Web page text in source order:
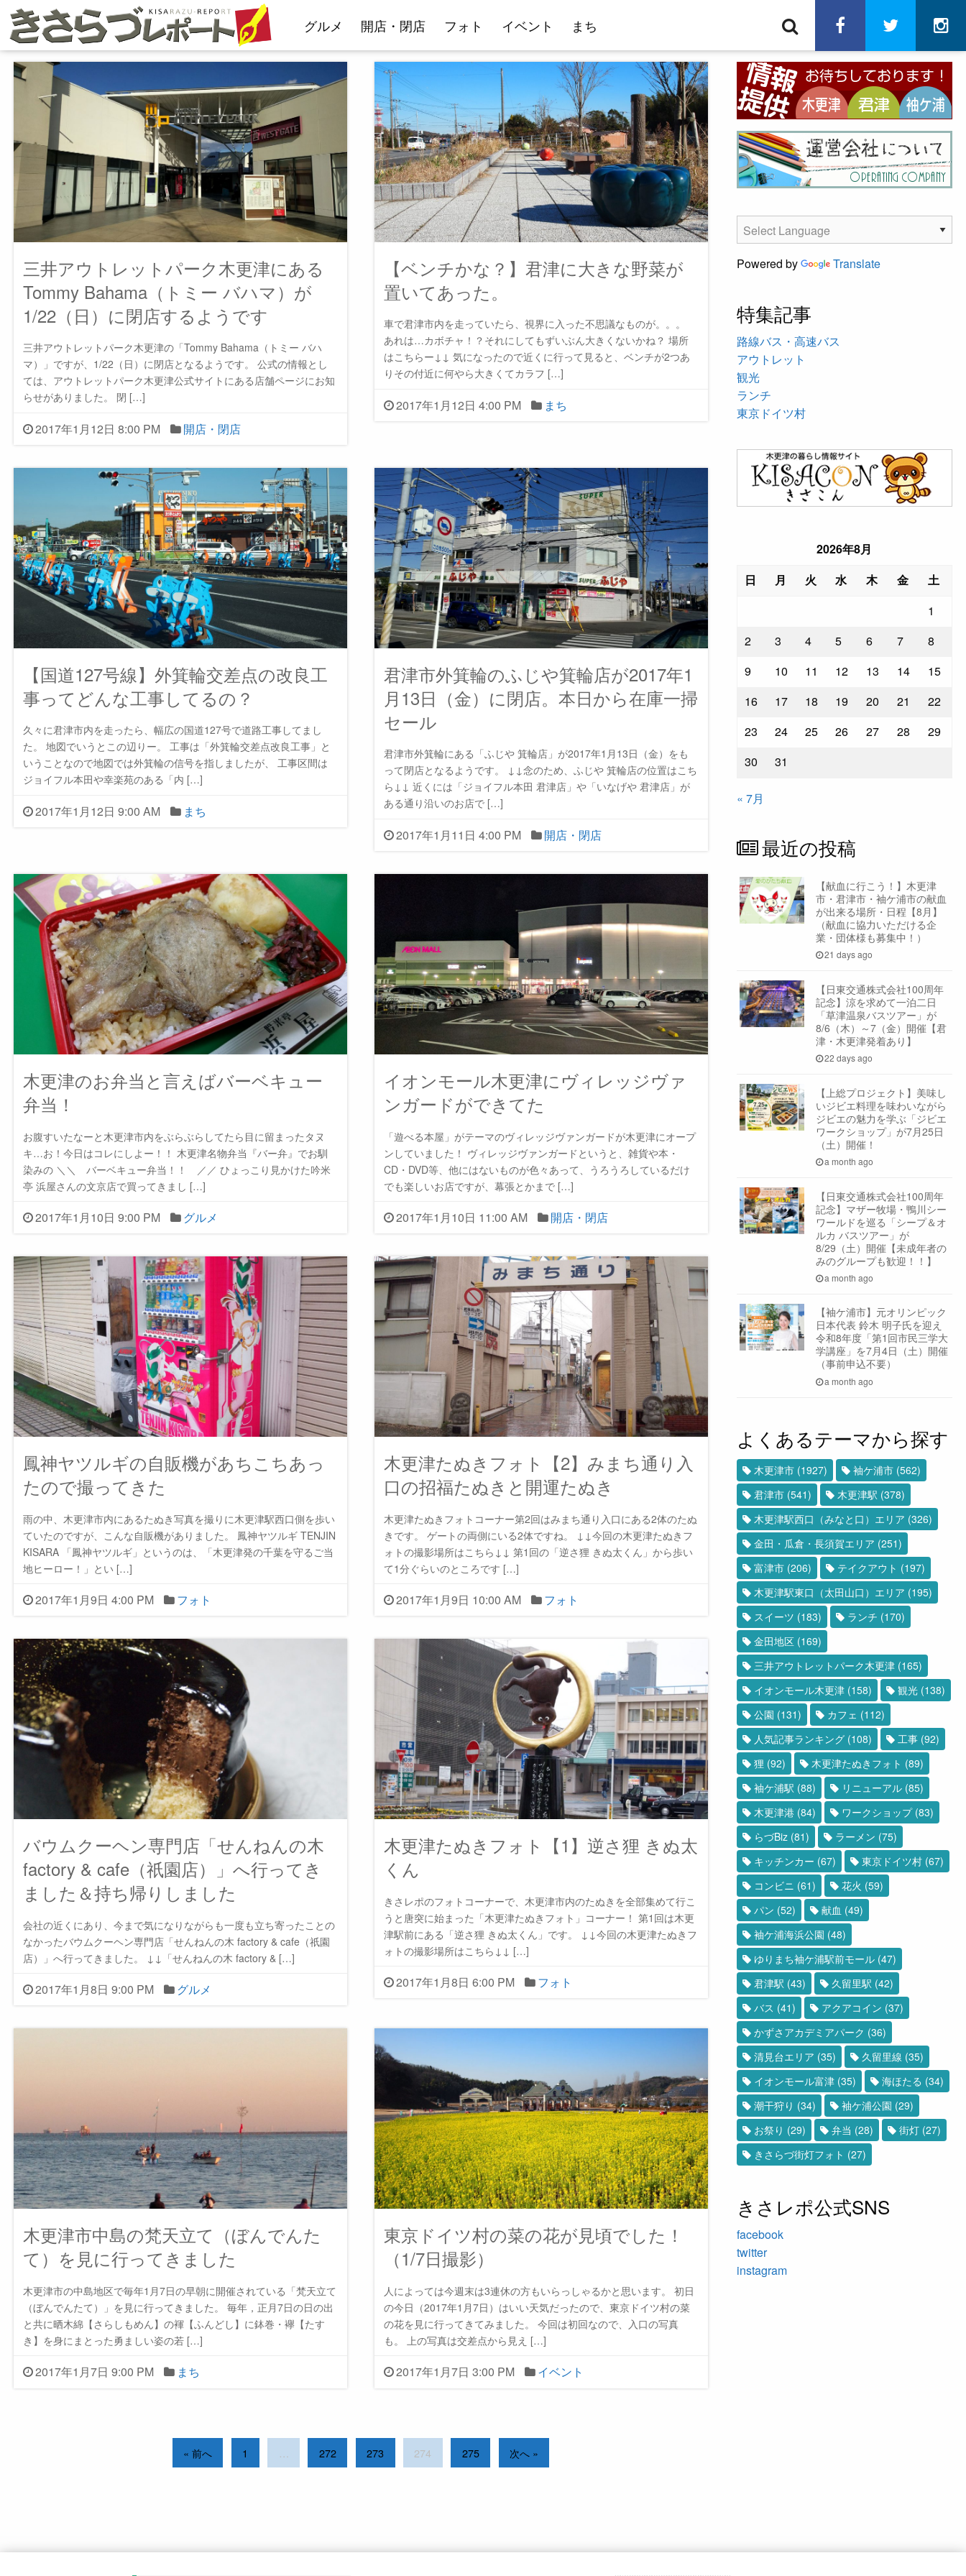
テ
グルメ 開店・閉店 フォト イベント まち facebooktwitter
三井アウトレットパーク木更津にある
Tommy Bahama（トミー バハマ）が
1/22（日）に閉店するようです
三井アウトレットパーク木更津の「Tommy Bahama（トミー バハ
マ）」ですが、1/22（日）に閉店となるようです。 公式の情報とし
ては、アウトレットパーク木更津公式サイトにある店舗ページにお知
らせがありました。 閉 […]
2017年1月12日 8:00 PM 開店・閉店
【ベンチかな？】君津に大きな野菜が
置いてあった。
車で君津市内を走っていたら、視界に入った不思議なものが。。。
あれは…カボチャ！？それにしてもずいぶん大きくないかね？ 場所
はこちらー↓↓ 気になったので近くに行って見ると、ベンチが2つあ
りその付近に何やら大きくてカラフ […]
2017年1月12日 4:00 PM まち
【国道127号線】外箕輪交差点の改良工
事ってどんな工事してるの？
久々に君津市内を走ったら、幅広の国道127号で道路工事してまし
た。 地図でいうとこの辺りー。 工事は「外箕輪交差点改良工事」と
いうことなので地図では外箕輪の信号を指しましたが、 工事区間は
ジョイフル本田や幸楽苑のある「内 […]
2017年1月12日 9:00 AM まち
君津市外箕輪のふじや箕輪店が2017年1
月13日（金）に閉店。本日から在庫一掃
セール
君津市外箕輪にある「ふじや 箕輪店」が2017年1月13日（金）をも
って閉店となるようです。 ↓↓念のため、ふじや 箕輪店の位置はこち
ら↓↓ 近くには「ジョイフル本田 君津店」や「いなげや 君津店」が
ある通り沿いのお店で […]
2017年1月11日 4:00 PM 開店・閉店
木更津のお弁当と言えばバーベキュー
弁当！
お腹すいたなーと木更津市内をぶらぶらしてたら目に留まったタヌ
キ…お！今日はコレにしよー！！ 木更津名物弁当『バー弁』でお馴
染みの ＼＼ バーベキュー弁当！！ ／／ ひょっこり見かけた吟米
亭 浜屋さんの文京店で買ってきまし […]
2017年1月10日 9:00 PM グルメ
イオンモール木更津にヴィレッジヴァ
ンガードができてた
「遊べる本屋」がテーマのヴィレッジヴァンガードが木更津にオープ
ンしていました！ ヴィレッジヴァンガードというと、雑貨や本・
CD・DVD等、他にはないものが色々あって、うろうろしているだけ
でも楽しいお店ですが、幕張とかまで […]
2017年1月10日 11:00 AM 開店・閉店
鳳神ヤツルギの自販機があちこちあっ
たので撮ってきた
雨の中、木更津市内にあるたぬき写真を撮りに木更津駅西口側を歩い
ていたのですが、こんな自販機がありました。 鳳神ヤツルギ TENJIN
KISARA 「鳳神ヤツルギ」というのは、「木更津発の千葉を守るご当
地ヒーロー！」とい […]
2017年1月9日 4:00 PM フォト
木更津たぬきフォト【2】みまち通り入
口の招福たぬきと開運たぬき
木更津たぬきフォトコーナー第2回はみまち通り入口にある2体のたぬ
きです。 ゲートの両側にいる2体ですね。 ↓↓今回の木更津たぬきフ
ォトの撮影場所はこちら↓↓ 第1回の「逆さ狸 きぬ太くん」から歩い
て1分ぐらいのところです […]
2017年1月9日 10:00 AM フォト
バウムクーヘン専門店「せんねんの木
factory & cafe（祇園店）」へ行ってき
ました＆持ち帰りしました
会社の近くにあり、今まで気になりながらも一度も立ち寄ったことの
なかったバウムクーヘン専門店「せんねんの木 factory & cafe（祇園
店）」へ行ってきました。 ↓↓「せんねんの木 factory & […]
2017年1月8日 9:00 PM グルメ
木更津たぬきフォト【1】逆さ狸 きぬ太
くん
きさレポのフォトコーナーで、木更津市内のたぬきを全部集めて行こ
うと唐突に始まった「木更津たぬきフォト」コーナー！ 第1回は木更
津駅前にある「逆さ狸 きぬ太くん」です。 ↓↓今回の木更津たぬきフ
ォトの撮影場所はこちら↓↓ […]
2017年1月8日 6:00 PM フォト
木更津市中島の梵天立て（ぼんでんた
て）を見に行ってきました
木更津市の中島地区で毎年1月7日の早朝に開催されている「梵天立て
（ぼんでんたて）」を見に行ってきました。 毎年，正月7日の日の出
と共に晒木綿【さらしもめん】の褌【ふんどし】に鉢巻・襷【たす
き】を身にまとった勇ましい姿の若 […]
2017年1月7日 9:00 PM まち
東京ドイツ村の菜の花が見頃でした！
（1/7日撮影）
人によっては今週末は3連休の方もいらっしゃるかと思います。 初日
の今日（2017年1月7日）はいい天気だったので、東京ドイツ村の菜
の花を見に行ってきてみました。 今回は初回なので、入口の写真
も。 上の写真は交差点から見え […]
2017年1月7日 3:00 PM イベント
« 前へ 1 272 273 274 275 次へ »
Powered by Translate
特集記事
路線バス・高速バス
アウトレット
観光
ランチ
東京ドイツ村
2026年8月
日
月 火 水 木 金
土
1
2
3 4 5 6 7
8
9
10 11 12 13 14
15
16
17 18 19 20 21
22
23
24 25 26 27 28
29
30
31
« 7月
最近の投稿
【献血に行こう！】木更津
市・君津市・袖ケ浦市の献血
が出来る場所・日程【8月】
（献血に協力いただける企
業・団体様も募集中！）
21 days ago
【日東交通株式会社100周年
記念】涼を求めて一泊二日
「草津温泉バスツアー」が
8/6（木）～7（金）開催【君
津・木更津発着あり】
22 days ago
【上総プロジェクト】美味し
いジビエ料理を味わいながら
ジビエの魅力を学ぶ「ジビエ
ワークショップ」が7月25日
（土）開催！
a month ago
【日東交通株式会社100周年
記念】マザー牧場・鴨川シー
ワールドを巡る「シープ＆オ
ルカ バスツアー」が
8/29（土）開催【未成年者の
みのグループも歓迎！！】
a month ago
【袖ケ浦市】元オリンピック
日本代表 鈴木 明子氏を迎え
令和8年度「第1回市民三学大
学講座」を7月4日（土）開催
（事前申込不要）
a month ago
よくあるテーマから探す
木更津市(1927) 袖ケ浦市(562)
君津市(541) 木更津駅 (378)
木更津駅西口（みなと口）エリア (326)
金田・瓜倉・長須賀エリア (251)
富津市(206) テイクアウト (197)
木更津駅東口（太田山口）エリア (195)
スイーツ (183) ランチ (170)
金田地区(169)
三井アウトレットパーク木更津(165)
イオンモール木更津(158) 観光(138)
公園 (131) カフェ (112)
人気記事ランキング(108) 工事(92)
狸 (92) 木更津たぬきフォト (89)
袖ケ浦駅 (88) リニューアル(85)
木更津港(84) ワークショップ(83)
らづBiz(81) ラーメン (75)
キッチンカー (67) 東京ドイツ村(67)
コンビニ (61) 花火 (59)
パン (52) 献血 (49)
袖ケ浦海浜公園 (48)
ゆりまち袖ケ浦駅前モール(47)
君津駅 (43) 久留里駅 (42)
バス (41) アクアコイン (37)
かずさアカデミアパーク (36)
清見台エリア (35) 久留里線 (35)
イオンモール富津(35) 海ほたる (34)
潮干狩り (34) 袖ケ浦公園 (29)
お祭り (29) 弁当 (28) 街灯(27)
きさらづ街灯フォト (27)
きさレポ公式SNS
facebook
twitter
instagram